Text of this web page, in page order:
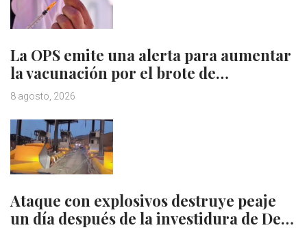
La OPS emite una alerta para aumentar
la vacunación por el brote de…
8 agosto, 2026
Ataque con explosivos destruye peaje
un día después de la investidura de De…